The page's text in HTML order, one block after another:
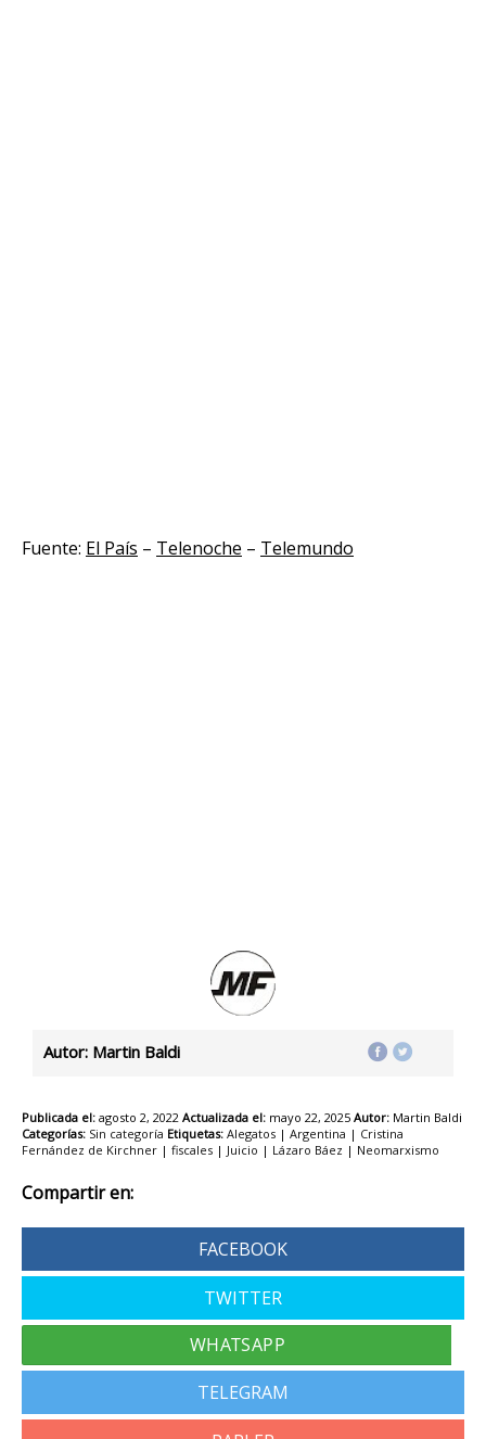
Fuente: El País – Telenoche – Telemundo
Autor: Martin Baldi
Publicada el: agosto 2, 2022 Actualizada el: mayo 22, 2025 Autor: Martin Baldi
Categorías: Sin categoría Etiquetas: Alegatos | Argentina | Cristina
Fernández de Kirchner | fiscales | Juicio | Lázaro Báez | Neomarxismo
Compartir en:
FACEBOOK
TWITTER
TELEGRAM